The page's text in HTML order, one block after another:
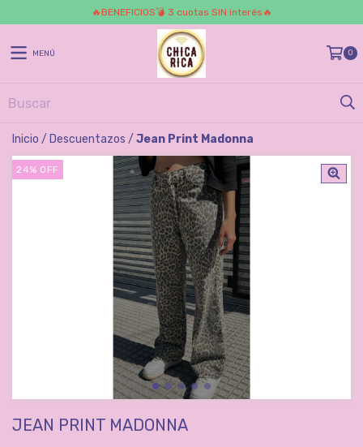
🔥BENEFICIOS💣 3 cuotas SIN interés🔥
MENÚ 0
Inicio / Descuentazos / Jean Print Madonna
24% OFF
JEAN PRINT MADONNA